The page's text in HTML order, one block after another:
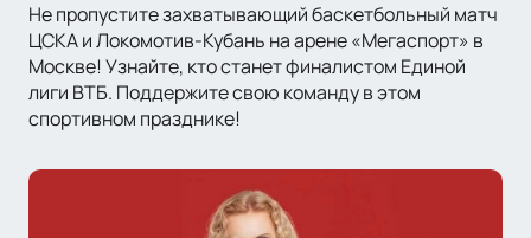
Не пропустите захватывающий баскетбольный матч
ЦСКА и Локомотив-Кубань на арене «Мегаспорт» в
Москве! Узнайте, кто станет финалистом Единой
лиги ВТБ. Поддержите свою команду в этом
спортивном празднике!